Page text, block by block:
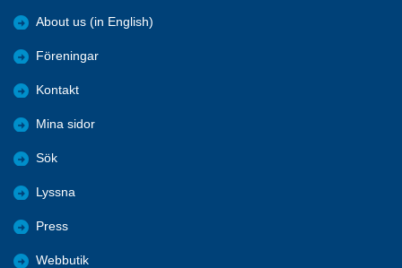
About us (in English)
Föreningar
Kontakt
Mina sidor
Sök
Lyssna
Press
Webbutik